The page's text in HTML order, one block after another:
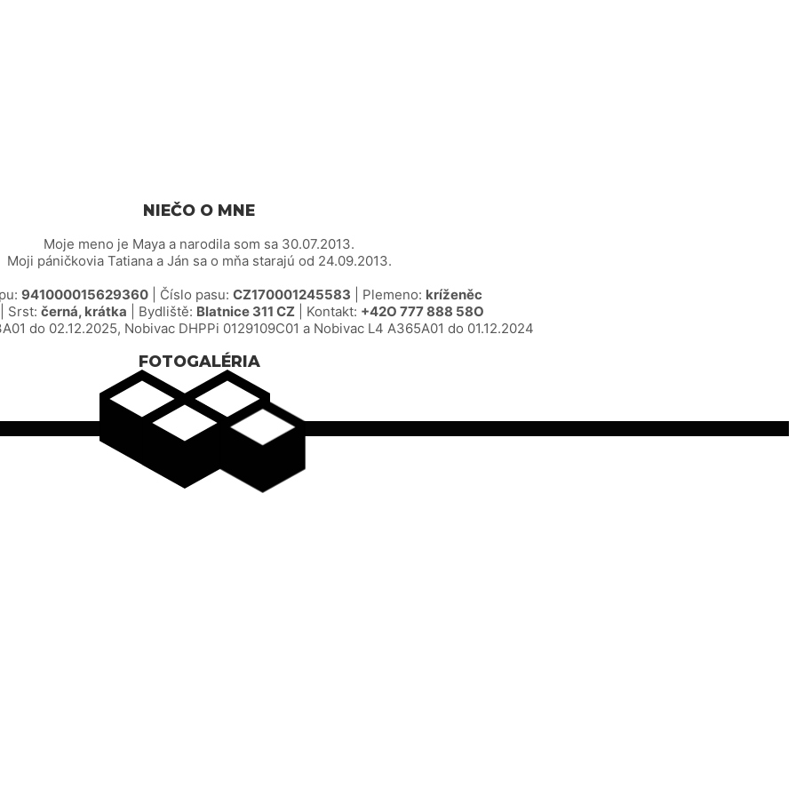
NIEČO O MNE
Moje meno je Maya a narodila som sa 30.07.2013.
Moji páničkovia Tatiana a Ján sa o mňa starajú od 24.09.2013.
941000015629360| Číslo pasu: CZ170001245583 | Plemeno: kríženěc
| Srst: černá, krátka | Bydliště: Blatnice 311 CZ | Kontakt: +42O 777 888 58O
do 02.12.2025, Nobivac DHPPi 0129109C01 a Nobivac L4 A365A01 do 01.12.2024
FOTOGALÉRIA